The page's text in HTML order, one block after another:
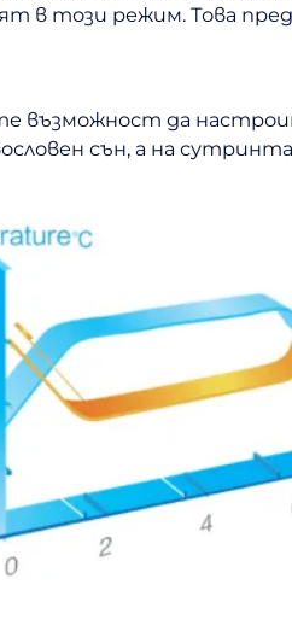
в този режим. Това
възможност да
сън, а на